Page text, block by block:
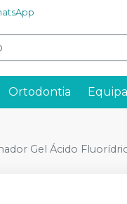
Ortodontia
Gel Ácido